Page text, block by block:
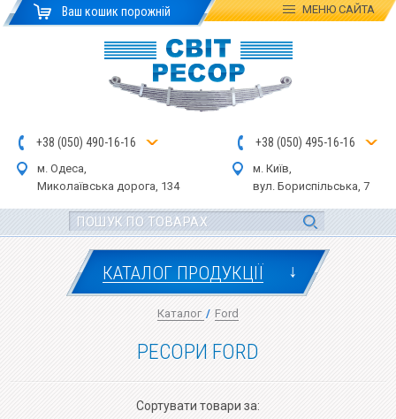
Ваш кошик порожній МЕНЮСАЙТА
+38 (050) 490-16-16
м. Одеса,
Миколаївська дорога, 134
+38 (050) 495-16-16
м. Київ,
вул. Бориспільська, 7
КАТАЛОГ ПРОДУКЦІЇ ↓
Каталог / Ford
РЕСОРИ FORD
Сортувати товари за: